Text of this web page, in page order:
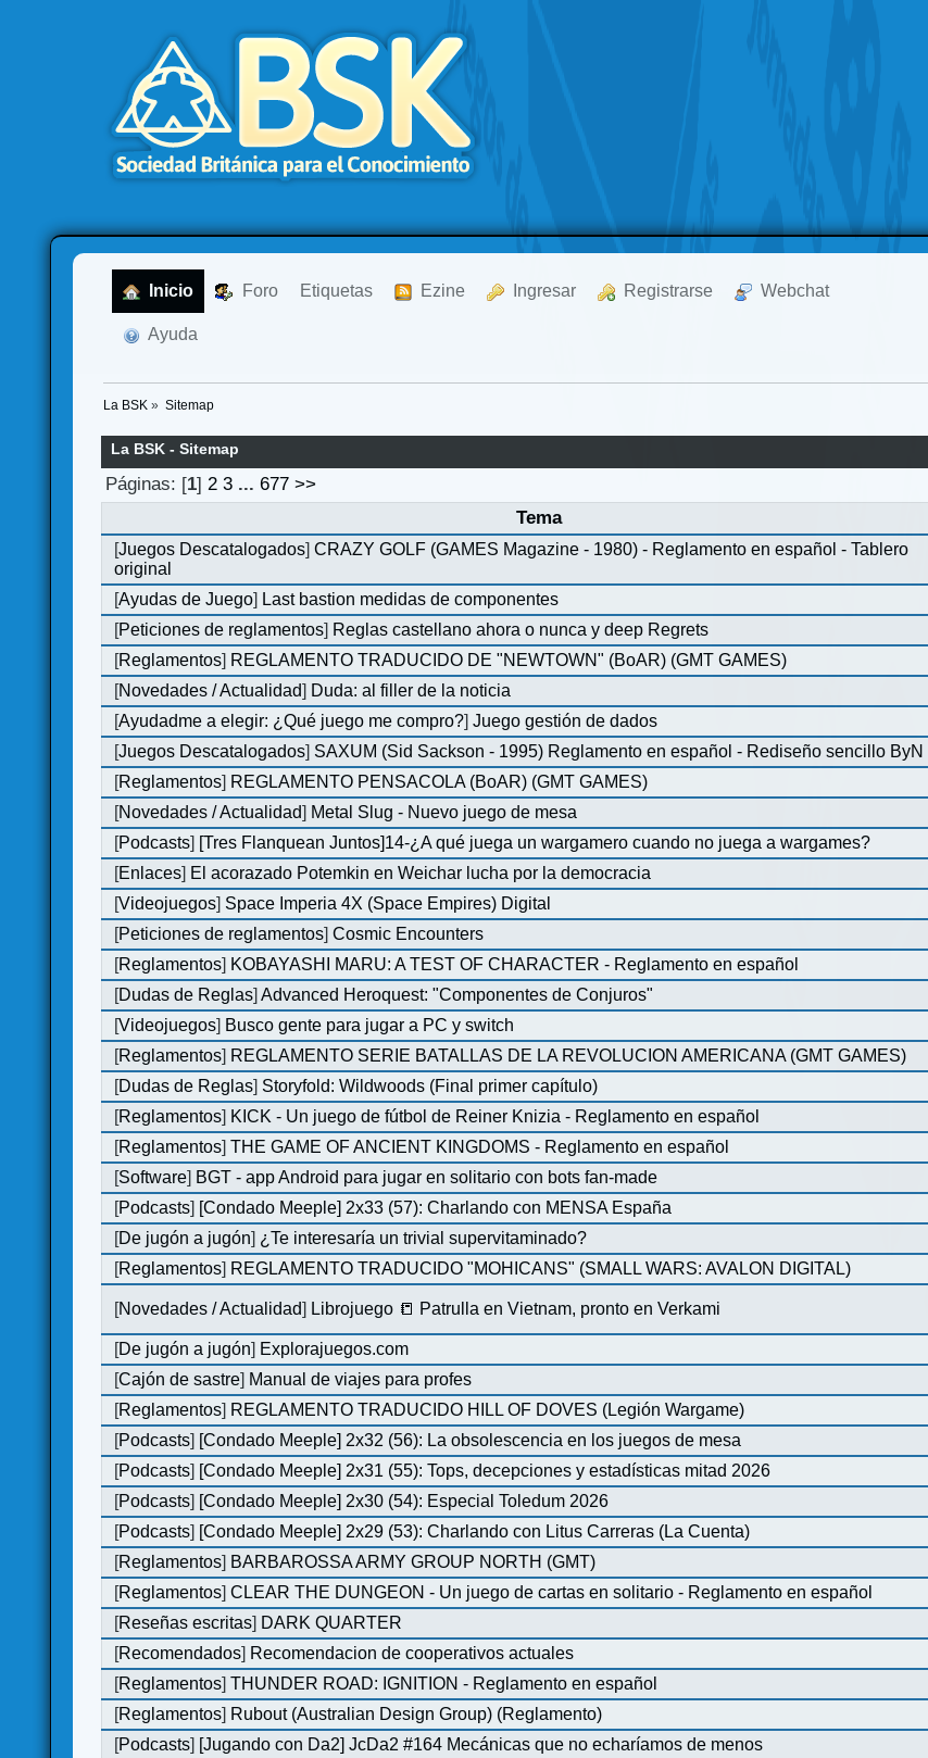
Inicio Foro Etiquetas Ezine Ingresar Registrarse Webchat
Ayuda
La BSK » Sitemap
La BSK - Sitemap
Páginas: [1] 2 3 ... 677 >>
Tema
[Juegos Descatalogados]CRAZY GOLF (GAMES Magazine - 1980) - Reglamento en español - Tablero
original
[Ayudas de Juego] Last bastion medidas de componentes
[Peticiones de reglamentos] Reglas castellano ahora o nunca y deep Regrets
[Reglamentos] REGLAMENTO TRADUCIDO DE "NEWTOWN" (BoAR) (GMT GAMES)
[Novedades / Actualidad] Duda: al filler de la noticia
[Ayudadme a elegir: ¿Qué juego me compro?]Juego gestión de dados
[Juegos Descatalogados] SAXUM (Sid Sackson - 1995) Reglamento en español - Rediseño sencillo ByN
[Reglamentos] REGLAMENTO PENSACOLA (BoAR) (GMT GAMES)
[Novedades / Actualidad] Metal Slug - Nuevo juego de mesa
[Podcasts] [Tres Flanquean Juntos]14-¿A qué juega un wargamero cuando no juega a wargames?
[Enlaces] El acorazado Potemkin en Weichar lucha por la democracia
[Videojuegos] Space Imperia 4X (Space Empires) Digital
[Peticiones de reglamentos]Cosmic Encounters
[Reglamentos] KOBAYASHI MARU: A TEST OF CHARACTER - Reglamento en español
[Dudas de Reglas]Advanced Heroquest: "Componentes de Conjuros"
[Videojuegos] Busco gente para jugar a PC y switch
[Reglamentos] REGLAMENTO SERIE BATALLAS DE LA REVOLUCION AMERICANA (GMT GAMES)
[Dudas de Reglas] Storyfold: Wildwoods (Final primer capítulo)
[Reglamentos] KICK - Un juego de fútbol de Reiner Knizia - Reglamento en español
[Reglamentos]THE GAME OF ANCIENT KINGDOMS - Reglamento en español
[Software] BGT - app Android para jugar en solitario con bots fan-made
[Podcasts] [Condado Meeple] 2x33 (57): Charlando con MENSA España
[De jugón a jugón] ¿Te interesaría un trivial supervitaminado?
[Reglamentos] REGLAMENTO TRADUCIDO "MOHICANS" (SMALL WARS: AVALON DIGITAL)
[Novedades / Actualidad] Librojuego 📒 Patrulla en Vietnam, pronto en Verkami
[De jugón a jugón] Explorajuegos.com
[Cajón de sastre] Manual de viajes para profes
[Reglamentos] REGLAMENTO TRADUCIDO HILL OF DOVES (Legión Wargame)
[Podcasts] [Condado Meeple] 2x32 (56): La obsolescencia en los juegos de mesa
[Podcasts] [Condado Meeple] 2x31 (55): Tops, decepciones y estadísticas mitad 2026
[Podcasts] [Condado Meeple] 2x30 (54): Especial Toledum 2026
[Podcasts] [Condado Meeple] 2x29 (53): Charlando con Litus Carreras (La Cuenta)
[Reglamentos] BARBAROSSA ARMY GROUP NORTH (GMT)
[Reglamentos]CLEAR THE DUNGEON - Un juego de cartas en solitario - Reglamento en español
[Reseñas escritas] DARK QUARTER
[Recomendados] Recomendacion de cooperativos actuales
[Reglamentos]THUNDER ROAD: IGNITION - Reglamento en español
[Reglamentos] Rubout (Australian Design Group) (Reglamento)
[Podcasts] [Jugando con Da2] JcDa2 #164 Mecánicas que no echaríamos de menos